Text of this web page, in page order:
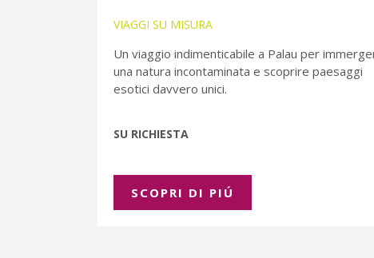
VIAGGI SU MISURA
Un viaggio indimenticabile a Palau per
una natura incontaminata e scoprire paesaggi
esotici davvero unici.
SU RICHIESTA
SCOPRI DI PIÚ